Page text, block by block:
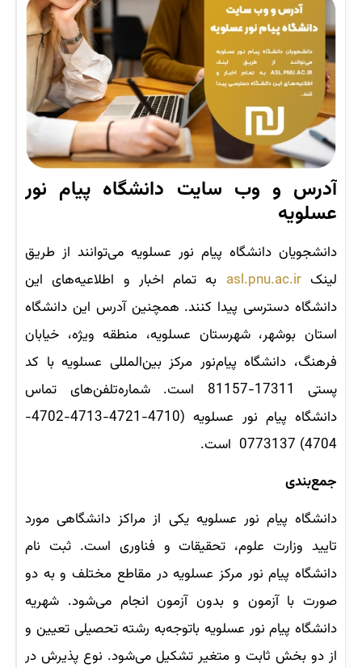
آدرس و وب‌ سایت دانشگاه پیام نور
عسلویه
دانشجویان دانشگاه پیام نور عسلویه می‌توانند از طریق
لینکasl.pnu.ac.ir به تمام اخبار و اطلاعیه‌های این
دانشگاه دسترسی پیدا کنند. همچنین آدرس این دانشگاه
استان بوشهر، شهرستان عسلویه، منطقه ویژه، خیابان
فرهنگ، دانشگاه پیام‌نور مرکز بین‌المللی عسلویه با کد
پستی 17311-81157 است. شماره‌تلفن‌های تماس
دانشگاه پیام نور عسلویه (4710-4721-4713-4702-
4704) 0773137 است.
جمع‌بندی
دانشگاه پیام نور عسلویه یکی از مراکز دانشگاهی مورد
تایید وزارت علوم، تحقیقات و فناوری است. ثبت نام
دانشگاه پیام نور مرکز عسلویه در مقاطع مختلف و به دو
صورت با آزمون و بدون آزمون انجام می‌شود. شهریه
دانشگاه پیام نور عسلویه باتوجه‌به رشته تحصیلی تعیین و
از دو بخش ثابت و متغیر تشکیل می‌شود. نوع پذیرش در